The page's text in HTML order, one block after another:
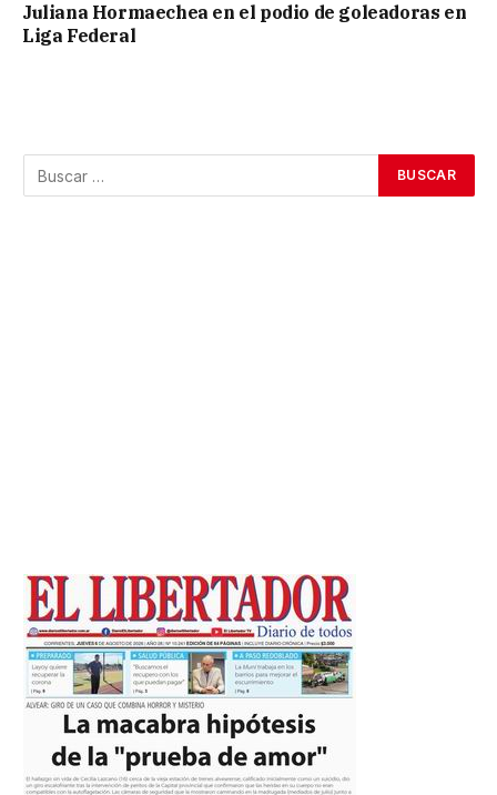
Juliana Hormaechea en el podio de goleadoras en
Liga Federal